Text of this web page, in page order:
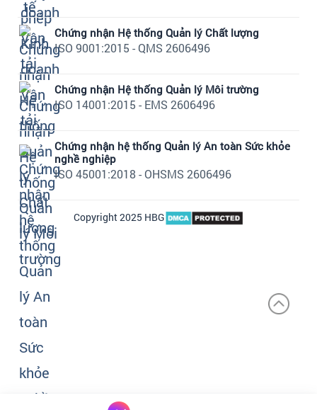
Chứng nhận Hệ thống Quản lý Chất lượng
ISO 9001:2015 - QMS 2606496
Chứng nhận Hệ thống Quản lý Môi trường
ISO 14001:2015 - EMS 2606496
Chứng nhận hệ thống Quản lý An toàn Sức khỏe
nghề nghiệp
ISO 45001:2018 - OHSMS 2606496
Copyright 2025 HBG